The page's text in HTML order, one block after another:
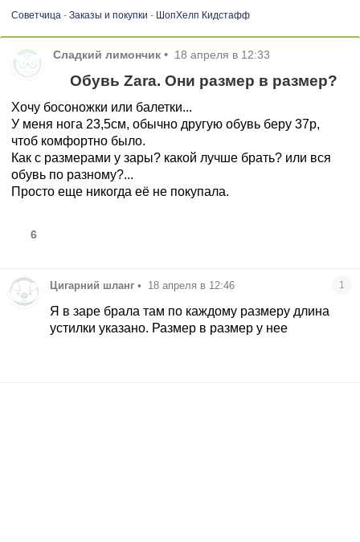
Советчица- Заказы и покупки - ШопХелп Кидстафф
Сладкий лимончик • 18 апреля в 12:33
Обувь Zara. Они размер в размер?
Хочу босоножки или балетки...
У меня нога 23,5см, обычно другую обувь беру 37р,
чтоб комфортно было.
Как с размерами у зары? какой лучше брать? или вся
обувь по разному?...
Просто еще никогда её не покупала.
6
Цигарний шланг • 18 апреля в 12:46 1
Я в заре брала там по каждому размеру длина
устилки указано. Размер в размер у нее